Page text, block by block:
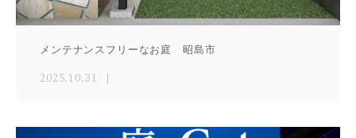
メンテナンスフリーなお庭 昭島市
2025.10.31